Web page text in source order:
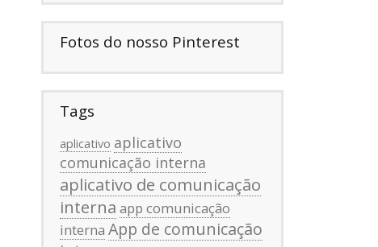
Fotos do nosso Pinterest
Tags
aplicativo aplicativo
comunicação interna
aplicativo de comunicação
interna app comunicação
interna App de comunicação